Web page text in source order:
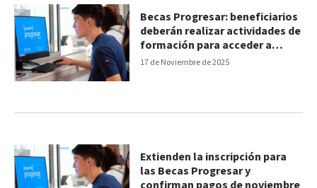
17 de Noviembre de 2025
Becas Progresar: beneficiarios
deberán realizar actividades de
formación para acceder a
cuotas estímulo
Extienden la inscripción para
las Becas Progresar y